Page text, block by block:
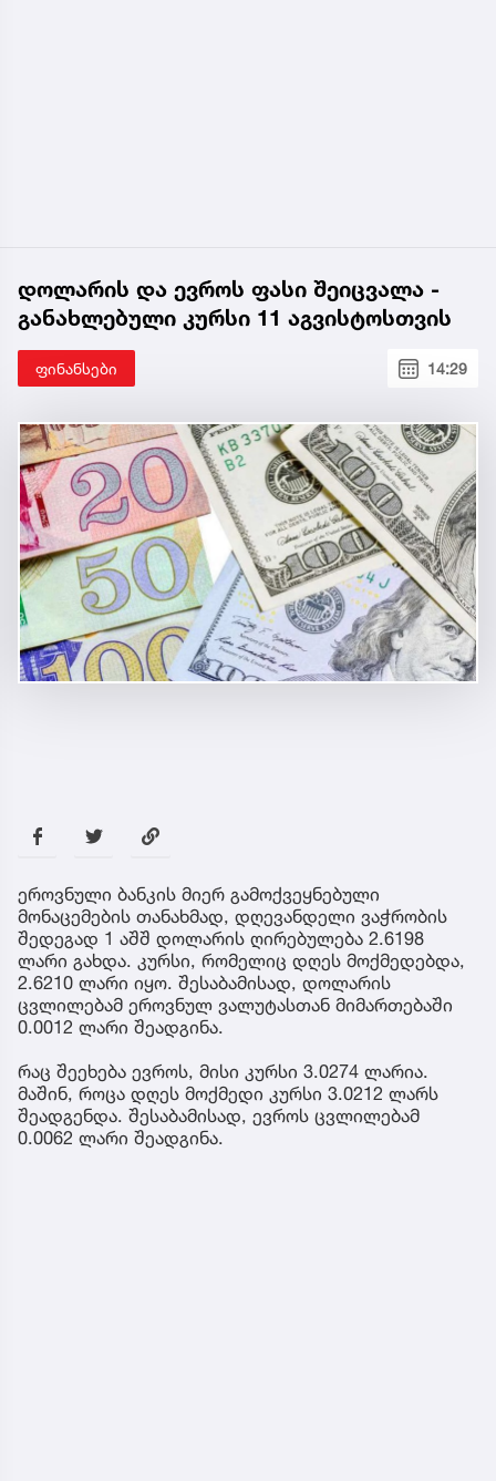
დოლარის და ევროს ფასი შეიცვალა -
განახლებული კურსი 11 აგვისტოსთვის
ფინანსები 14:29
ეროვნული ბანკის მიერ გამოქვეყნებული
მონაცემების თანახმად, დღევანდელი ვაჭრობის
შედეგად 1 აშშ დოლარის ღირებულება 2.6198
ლარი გახდა. კურსი, რომელიც დღეს მოქმედებდა,
2.6210 ლარი იყო. შესაბამისად, დოლარის
ცვლილებამ ეროვნულ ვალუტასთან მიმართებაში
0.0012 ლარი შეადგინა.
რაც შეეხება ევროს, მისი კურსი 3.0274 ლარია.
მაშინ, როცა დღეს მოქმედი კურსი 3.0212 ლარს
შეადგენდა. შესაბამისად, ევროს ცვლილებამ
0.0062 ლარი შეადგინა.